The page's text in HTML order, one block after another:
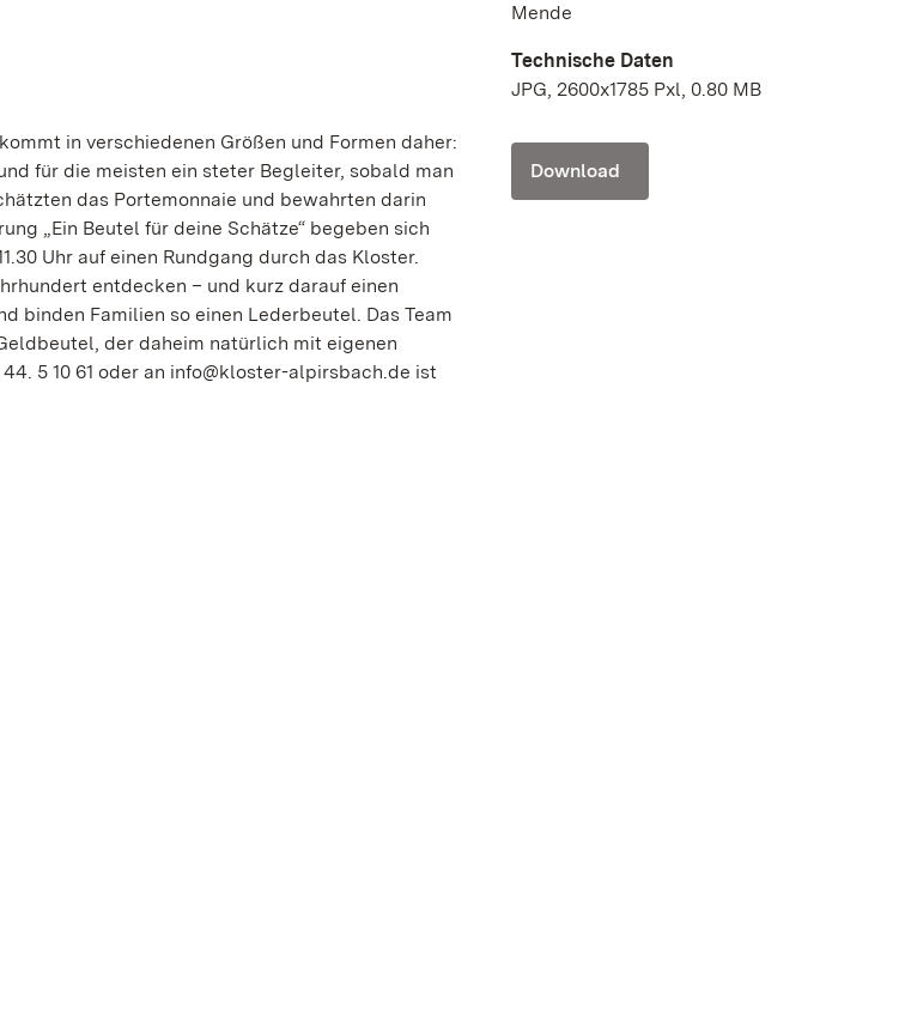
in verschiedenen Größen und Formen daher:
für die meisten ein steter Begleiter, sobald man
das Portemonnaie und bewahrten darin
„Ein Beutel für deine Schätze“ begeben sich
Uhr auf einen Rundgang durch das Kloster.
entdecken – und kurz darauf einen
binden Familien so einen Lederbeutel. Das Team
der daheim natürlich mit eigenen
5 10 61 oder an info@kloster-alpirsbach.de ist
Mende
Technische Daten
JPG, 2600x1785 Pxl, 0.80 MB
Download